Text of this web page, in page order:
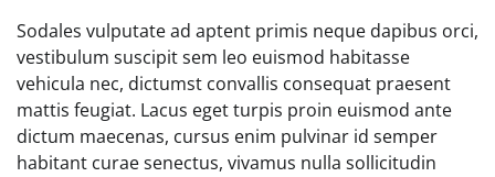
Sodales vulputate ad aptent primis neque dapibus orci,
vestibulum suscipit sem leo euismod habitasse
vehicula nec, dictumst convallis consequat praesent
mattis feugiat. Lacus eget turpis proin euismod ante
dictum maecenas, cursus enim pulvinar id semper
habitant curae senectus, vivamus nulla sollicitudin